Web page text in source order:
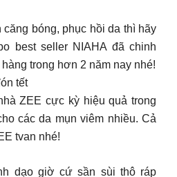
căng bóng, phục hồi da thì hãy
best seller NIAHA đã chinh
trong hơn 2 năm nay nhé!
tết
ZEE cực kỳ hiệu quả trong
các da mụn viêm nhiều. Cả
tvan nhé!
dạo giờ cứ sần sùi thô ráp